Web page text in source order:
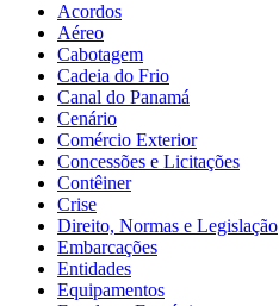
Acordos
Aéreo
Cabotagem
Cadeia do Frio
Canal do Panamá
Cenário
Comércio Exterior
Concessões e Licitações
Contêiner
Crise
Direito, Normas e Legislação
Embarcações
Entidades
Equipamentos